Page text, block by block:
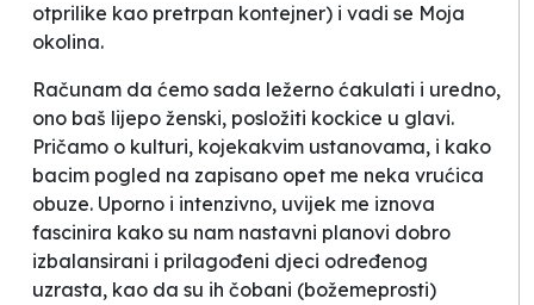
otprilike kao pretrpan kontejner) i vadi se Moja
okolina.
Računam da ćemo sada ležerno ćakulati i uredno,
ono baš lijepo ženski, posložiti kockice u glavi.
Pričamo o kulturi, kojekakvim ustanovama, i kako
bacim pogled na zapisano opet me neka vrućica
obuze. Uporno i intenzivno, uvijek me iznova
fascinira kako su nam nastavni planovi dobro
izbalansirani i prilagođeni djeci određenog
uzrasta, kao da su ih čobani (božemeprosti)